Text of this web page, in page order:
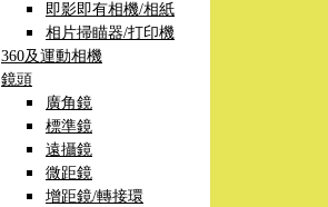
即影即有相機/相紙
相片掃瞄器/打印機
360及運動相機
鏡頭
廣角鏡
標準鏡
遠攝鏡
微距鏡
增距鏡/轉接環